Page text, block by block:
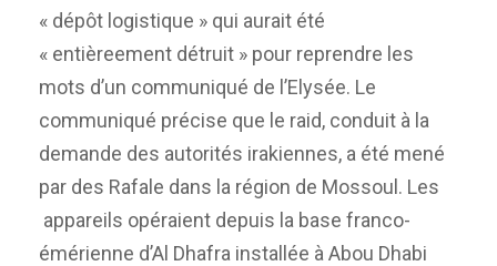
« dépôt logistique » qui aurait été
« entièreement détruit » pour reprendre les
mots d’un communiqué de l’Elysée. Le
communiqué précise que le raid, conduit à la
demande des autorités irakiennes, a été mené
par des Rafale dans la région de Mossoul. Les
appareils opéraient depuis la base franco-
émérienne d’Al Dhafra installée à Abou Dhabi